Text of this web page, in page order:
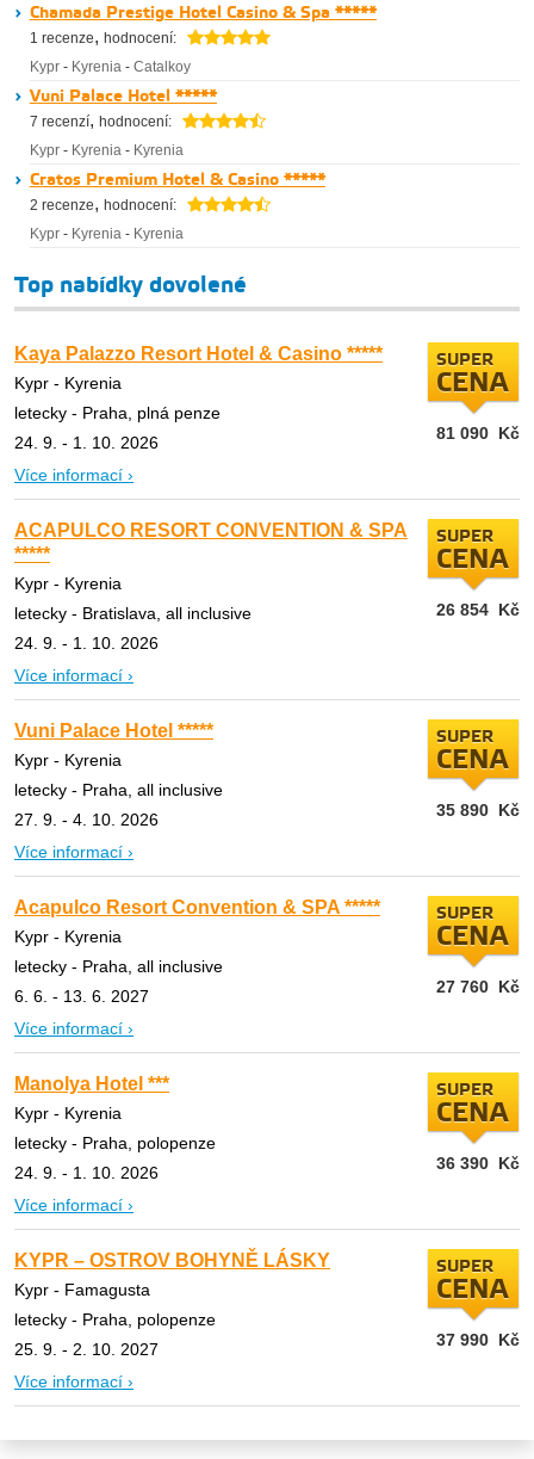
Chamada Prestige Hotel Casino & Spa *****
1 recenze, hodnocení:
Kypr - Kyrenia - Catalkoy
Vuni Palace Hotel *****
7 recenzí, hodnocení:
Kypr - Kyrenia - Kyrenia
Cratos Premium Hotel & Casino *****
2 recenze, hodnocení:
Kypr - Kyrenia - Kyrenia
Top nabídky dovolené
Kaya Palazzo Resort Hotel & Casino *****
Kypr - Kyrenia
letecky - Praha, plná penze
24. 9. - 1. 10. 2026
Více informací ›
SUPER
CENA
81 090 Kč
ACAPULCO RESORT CONVENTION & SPA
*****
Kypr - Kyrenia
letecky - Bratislava, all inclusive
24. 9. - 1. 10. 2026
Více informací ›
SUPER
CENA
26 854 Kč
Vuni Palace Hotel *****
Kypr - Kyrenia
letecky - Praha, all inclusive
27. 9. - 4. 10. 2026
Více informací ›
SUPER
CENA
35 890 Kč
Acapulco Resort Convention & SPA *****
Kypr - Kyrenia
letecky - Praha, all inclusive
6. 6. - 13. 6. 2027
Více informací ›
SUPER
CENA
27 760 Kč
Manolya Hotel ***
Kypr - Kyrenia
letecky - Praha, polopenze
24. 9. - 1. 10. 2026
Více informací ›
SUPER
CENA
36 390 Kč
KYPR – OSTROV BOHYNĚ LÁSKY
Kypr - Famagusta
letecky - Praha, polopenze
25. 9. - 2. 10. 2027
Více informací ›
SUPER
CENA
37 990 Kč